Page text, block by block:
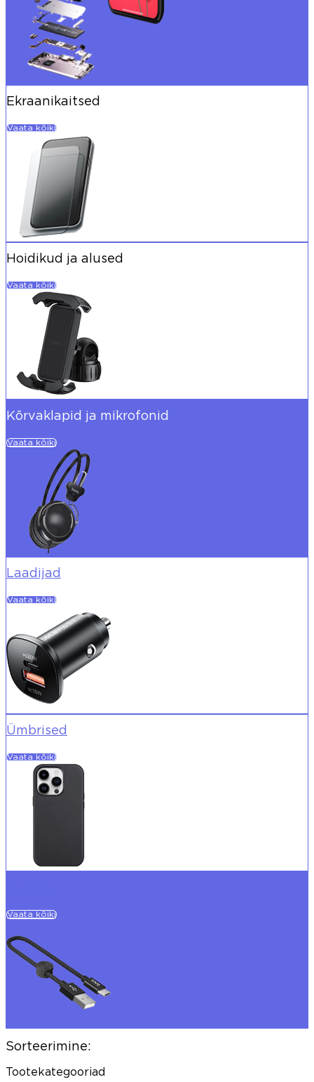
Ekraanikaitsed
Vaata kõiki
Hoidikud ja alused
Vaata kõiki
Kõrvaklapid ja mikrofonid
Vaata kõiki
Laadijad
Vaata kõiki
Ümbrised
Vaata kõiki
Vaata kõiki
Sorteerimine:
Tootekategooriad